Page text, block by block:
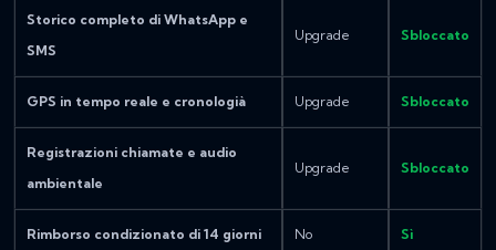
Storico completo di WhatsApp e
SMS
Upgrade Sbloccato
GPS in tempo reale e cronologià Upgrade Sbloccato
Registrazioni chiamate e audio
ambientale
Upgrade Sbloccato
Rimborso condizionato di 14 giorni No Sì